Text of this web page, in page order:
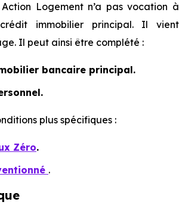
Logement n’a pas vocation à
immobilier principal. Il vient
Il peut ainsi être complété :
bancaire principal.
plus spécifiques :
Zéro.
.